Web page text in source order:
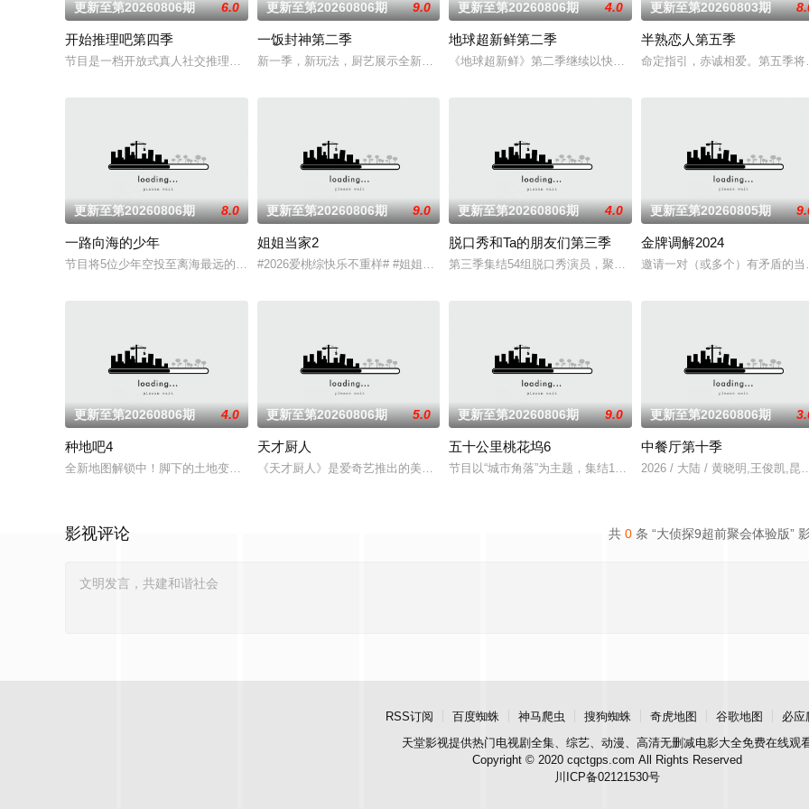
更新至第20260806期 6.0
开始推理吧第四季
节目是一档开放式真人社交推理游戏综艺。由刘宇宁、金靖、张凌赫、丁程鑫、周柯宇组成的玩家团将共同进入游戏世
更新至第20260806期 9.0
一饭封神第二季
新一季，新玩法，厨艺展示全新升级！厨神级的美味将持续上演，每一道都值得期待，已经盼着开宴瞬间的
更新至第20260806期 4.0
地球超新鲜第二季
《地球超新鲜》第二季继续以快乐解压为核心基调，开启“地球团”的
更新至第20260803期
半熟恋人第五季
命定指引，赤诚相爱。第五季
更新至第20260806期 8.0
一路向海的少年
节目将5位少年空投至离海最远的大陆腹地，他们只有一辆车和一车椰子们，通过在途径补给站完成挑战任务，获取里
更新至第20260806期 9.0
姐姐当家2
#2026爱桃综快乐不重样# #姐姐当家# 第二季惊喜回归，看姐姐们如何见招拆招，畅聊人生的酸甜苦辣。观
更新至第20260806期 4.0
脱口秀和Ta的朋友们第三季
第三季集结54组脱口秀演员，聚集资深老人和新锐潜力新人，阵容多
更新至第20260805期
金牌调解2024
邀请一对（或多个）有矛盾的
更新至第20260806期 4.0
种地吧4
全新地图解锁中！脚下的土地变了，但十个勤天那份“想把地种好”的滚烫初心不变！将“见天地之广阔，解民生之多
更新至第20260806期 5.0
天才厨人
《天才厨人》是爱奇艺推出的美食竞技类真人秀 ，由何浩楠、黄渤、吕严、马頔等人为嘉宾。
更新至第20260806期 9.0
五十公里桃花坞6
节目以“城市角落”为主题，集结15位多元坞民通过21天的共同生活与
更新至第20260806期
中餐厅第十季
2026 / 大陆 / 黄晓明,王俊凯,昆
共 0 条 “大侦探9超前聚会体验版”
影视评论
RSS订阅 百度蜘蛛 神马爬虫 搜狗蜘蛛 奇虎地图 谷歌地图
必应
天堂影视提供热门电视剧全集、综艺、动漫、高清无删减电影大全免费在线观
Copyright © 2020 cqctgps.com All Rights Reserved
川ICP备02121530号